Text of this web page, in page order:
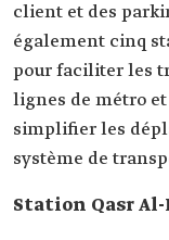
client et des
également cinq
pour faciliter les
lignes de métro
simplifier les
système de
Station Qasr